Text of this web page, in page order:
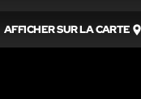
AFFICHER SUR LA CARTE